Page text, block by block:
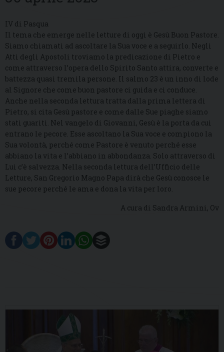
IV di Pasqua
Il tema che emerge nelle letture di oggi è Gesù Buon Pastore.
Siamo chiamati ad ascoltare la Sua voce e a seguirlo. Negli
Atti degli Apostoli troviamo la predicazione di Pietro e
come attraverso l’opera dello Spirito Santo attira, converte e
battezza quasi tremila persone. Il salmo 23 è un inno di lode
al Signore che come buon pastore ci guida e ci conduce.
Anche nella seconda lettura tratta dalla prima lettera di
Pietro, si cita Gesù pastore e come dalle Sue piaghe siamo
stati guariti. Nel vangelo di Giovanni, Gesù è la porta da cui
entrano le pecore. Esse ascoltano la Sua voce e compiono la
Sua volontà, perché come Pastore è venuto perché esse
abbiano la vita e l’abbiano in abbondanza. Solo attraverso di
Lui c’è salvezza. Nella seconda lettura dell’Ufficio delle
Letture, San Gregorio Magno Papa dirà che Gesù conosce le
sue pecore perché le ama e dona la vita per loro.
A cura di Sandra Armini, Ov